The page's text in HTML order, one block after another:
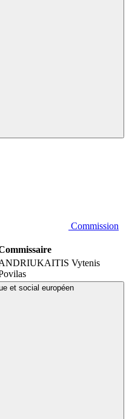
Commission
Vytenis
et social européen